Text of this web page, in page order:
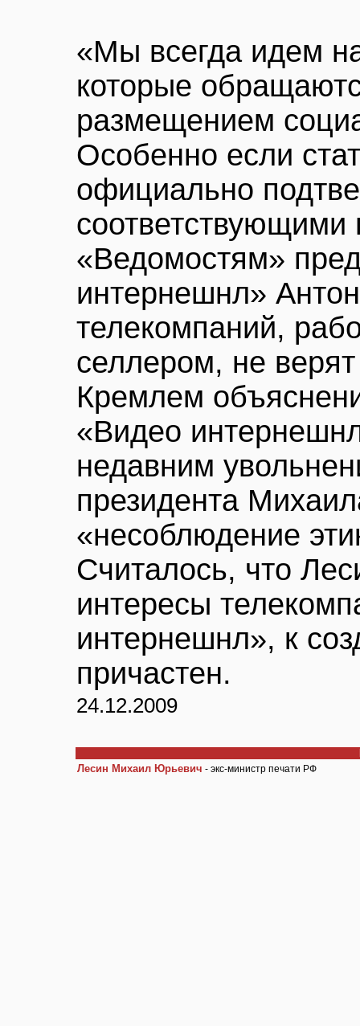
«Мы всегда идем
которые
размещением
Особенно если
официально
«Ведомостям»
интернешнл»
телекомпаний,
селлером, не
Кремлем
«Видео
недавним
президента
«несоблюдение
Считалось, что
интересы
интернешнл», к
причастен.
24.12.2009
Лесин Михаил Юрьевич - экс-министр печати РФ